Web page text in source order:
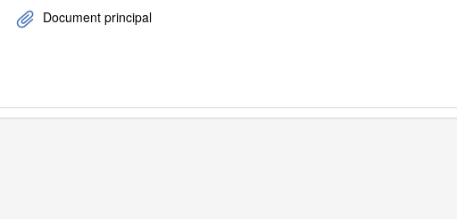
Document principal